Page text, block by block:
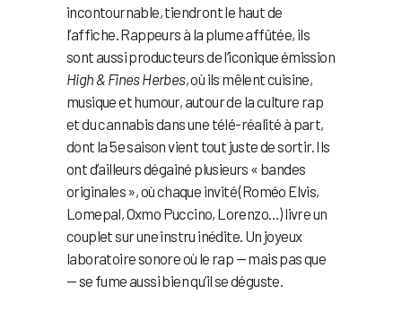
incontournable, tiendront le haut de
l’affiche. Rappeurs à la plume affûtée, ils
sont aussi producteurs de l’iconique émission
High & Fines Herbes, où ils mêlent cuisine,
musique et humour, autour de la culture rap
et du cannabis dans une télé-réalité à part,
dont la 5e saison vient tout juste de sortir. Ils
ont d’ailleurs dégainé plusieurs « bandes
originales », où chaque invité (Roméo Elvis,
Lomepal, Oxmo Puccino, Lorenzo…) livre un
couplet sur une instru inédite. Un joyeux
laboratoire sonore où le rap — mais pas que
— se fume aussi bien qu’il se déguste.